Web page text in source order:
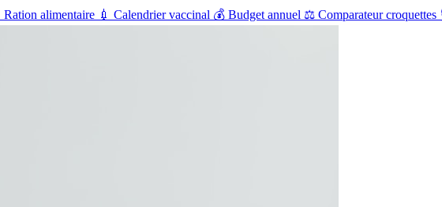
Ration alimentaire 💉 Calendrier vaccinal 💰 Budget annuel ⚖️ Comparateur croquettes